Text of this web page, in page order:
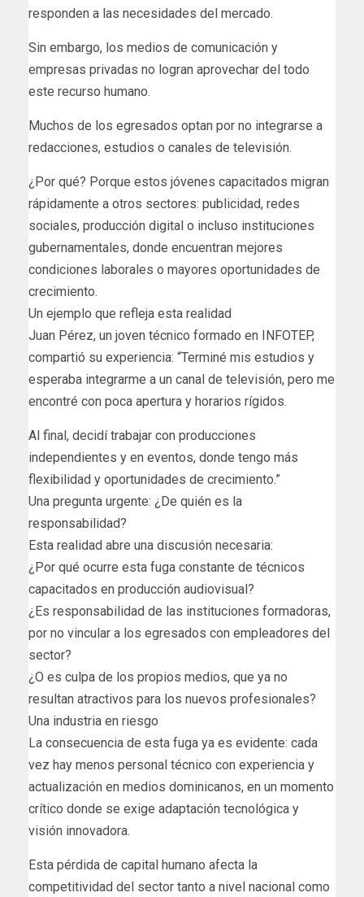
responden a las necesidades del mercado.
Sin embargo, los medios de comunicación y
empresas privadas no logran aprovechar del todo
este recurso humano.
Muchos de los egresados optan por no integrarse a
redacciones, estudios o canales de televisión.
¿Por qué? Porque estos jóvenes capacitados migran
rápidamente a otros sectores: publicidad, redes
sociales, producción digital o incluso instituciones
gubernamentales, donde encuentran mejores
condiciones laborales o mayores oportunidades de
crecimiento.
Un ejemplo que refleja esta realidad
Juan Pérez, un joven técnico formado en INFOTEP,
compartió su experiencia: “Terminé mis estudios y
esperaba integrarme a un canal de televisión, pero me
encontré con poca apertura y horarios rígidos.
Al final, decidí trabajar con producciones
independientes y en eventos, donde tengo más
flexibilidad y oportunidades de crecimiento.”
Una pregunta urgente: ¿De quién es la
responsabilidad?
Esta realidad abre una discusión necesaria:
¿Por qué ocurre esta fuga constante de técnicos
capacitados en producción audiovisual?
¿Es responsabilidad de las instituciones formadoras,
por no vincular a los egresados con empleadores del
sector?
¿O es culpa de los propios medios, que ya no
resultan atractivos para los nuevos profesionales?
Una industria en riesgo
La consecuencia de esta fuga ya es evidente: cada
vez hay menos personal técnico con experiencia y
actualización en medios dominicanos, en un momento
crítico donde se exige adaptación tecnológica y
visión innovadora.
Esta pérdida de capital humano afecta la
competitividad del sector tanto a nivel nacional como